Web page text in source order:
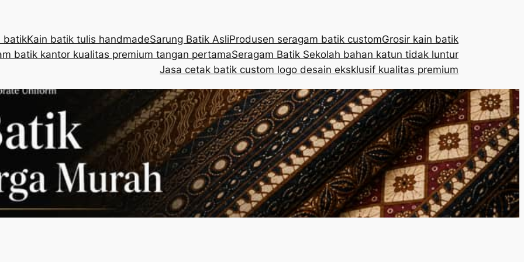
batikKain batik tulis handmadeSarung Batik AsliProdusen seragam batik customGrosir kain batik
batik kantor kualitas premium tangan pertamaSeragam Batik Sekolah bahan katun tidak luntur
Jasa cetak batik custom logo desain eksklusif kualitas premium